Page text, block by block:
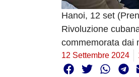
Hanoi, 12 set
Rivoluzione
commemorata dai
12 Settembre 2024